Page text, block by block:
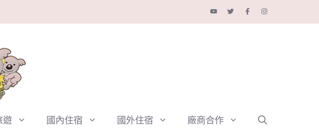
遊 國內住宿 國外住宿 廠商合作